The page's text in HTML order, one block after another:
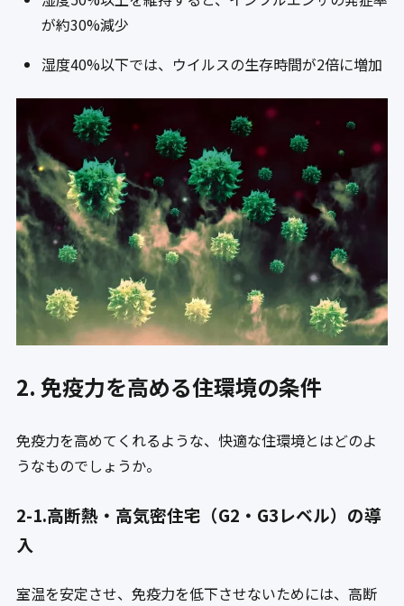
が約30%減少
湿度40%以下では、ウイルスの生存時間が2倍に増加
2. 免疫力を高める住環境の条件
免疫力を高めてくれるような、快適な住環境とはどのよ
うなものでしょうか。
2-1.高断熱・高気密住宅（G2・G3レベル）の導
入
室温を安定させ、免疫力を低下させないためには、高断